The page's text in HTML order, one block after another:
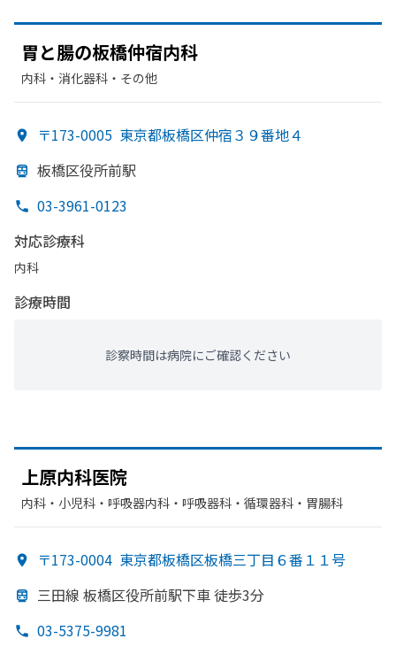
胃と腸の板橋仲宿内科
内科・​消化器科・​その他
〒173-0005 東京都板橋区仲宿３９番地４
板橋区役所前駅
03-3961-0123
対応診療科
内科
診療時間
診察時間は病院にご確認ください
上原内科医院
内科・​小児科・​呼吸器内科・​呼吸器科・​循環器科・​胃腸科
〒173-0004 東京都板橋区板橋三丁目６番１１号
三田線 板橋区役所前駅下車 徒歩3分
03-5375-9981